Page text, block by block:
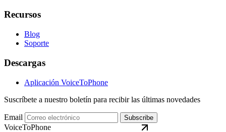
Recursos
Blog
Soporte
Descargas
Aplicación VoiceToPhone
Suscríbete a nuestro boletín para recibir las últimas novedades
Email Subscribe
VoiceToPhone